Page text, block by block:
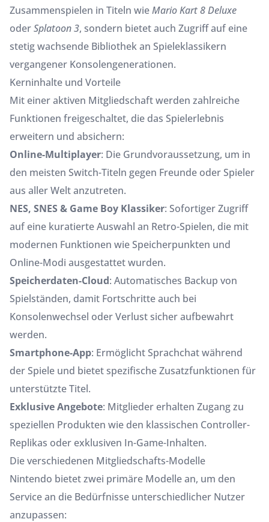
Zusammenspielen in Titeln wieMario Kart 8 Deluxe
oderSplatoon 3, sondern bietet auch Zugriff auf eine
stetig wachsende Bibliothek an Spieleklassikern
vergangener Konsolengenerationen.
Kerninhalte und Vorteile
Mit einer aktiven Mitgliedschaft werden zahlreiche
Funktionen freigeschaltet, die das Spielerlebnis
erweitern und absichern:
Online-Multiplayer: Die Grundvoraussetzung, um in
den meisten Switch-Titeln gegen Freunde oder Spieler
aus aller Welt anzutreten.
NES, SNES & Game Boy Klassiker: Sofortiger Zugriff
auf eine kuratierte Auswahl an Retro-Spielen, die mit
modernen Funktionen wie Speicherpunkten und
Online-Modi ausgestattet wurden.
Speicherdaten-Cloud: Automatisches Backup von
Spielständen, damit Fortschritte auch bei
Konsolenwechsel oder Verlust sicher aufbewahrt
werden.
Smartphone-App: Ermöglicht Sprachchat während
der Spiele und bietet spezifische Zusatzfunktionen für
unterstützte Titel.
Exklusive Angebote: Mitglieder erhalten Zugang zu
speziellen Produkten wie den klassischen Controller-
Replikas oder exklusiven In-Game-Inhalten.
Die verschiedenen Mitgliedschafts-Modelle
Nintendo bietet zwei primäre Modelle an, um den
Service an die Bedürfnisse unterschiedlicher Nutzer
anzupassen: